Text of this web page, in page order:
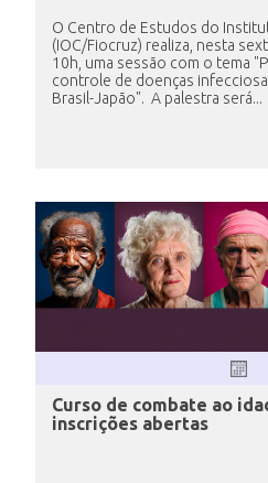
O Centro de Estudos do
(IOC/Fiocruz) realiza, nesta
10h, uma sessão com o tema
controle de doenças
Brasil-Japão". A palestra será...
Curso de combate ao
inscrições abertas